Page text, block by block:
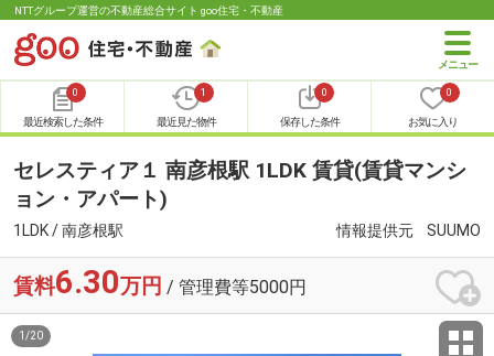
NTTグループ運営の不動産総合サイト goo住宅・不動産
0
最近検索した条件
1
最近見た物件
0
保存した条件
0
お気に入り
セレスティア１ 南彦根駅 1LDK 賃貸(賃貸マンシ
ョン・アパート)
1LDK / 南彦根駅 情報提供元 SUUMO
賃料6.30万円 / 管理費等5000円
1 /20